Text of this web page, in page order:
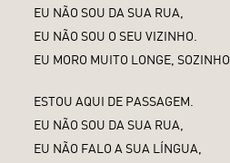
EU NÃO SOU DA SUA RUA,
EU NÃO SOU O SEU VIZINHO.
EU MORO MUITO LONGE, SOZINHO.
ESTOU AQUI DE PASSAGEM.
EU NÃO SOU DA SUA RUA,
EU NÃO FALO A SUA LÍNGUA,